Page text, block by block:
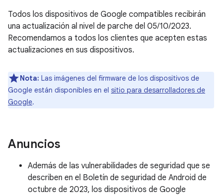
Todos los dispositivos de Google compatibles recibirán
una actualización al nivel de parche del 05/10/2023.
Recomendamos a todos los clientes que acepten estas
actualizaciones en sus dispositivos.
Nota: Las imágenes del firmware de los dispositivos de
Google están disponibles en el sitio para desarrolladores de
Google.
Anuncios
Además de las vulnerabilidades de seguridad que se
describen en el Boletín de seguridad de Android de
octubre de 2023, los dispositivos de Google